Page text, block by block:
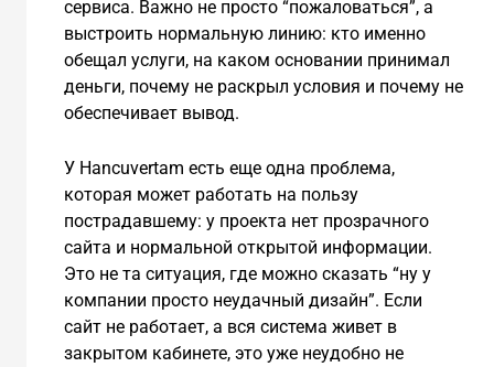
сервиса. Важно не просто “пожаловаться”, а
выстроить нормальную линию: кто именно
обещал услуги, на каком основании принимал
деньги, почему не раскрыл условия и почему не
обеспечивает вывод.
У Hancuvertam есть еще одна проблема,
которая может работать на пользу
пострадавшему: у проекта нет прозрачного
сайта и нормальной открытой информации.
Это не та ситуация, где можно сказать “ну у
компании просто неудачный дизайн”. Если
сайт не работает, а вся система живет в
закрытом кабинете, это уже неудобно не